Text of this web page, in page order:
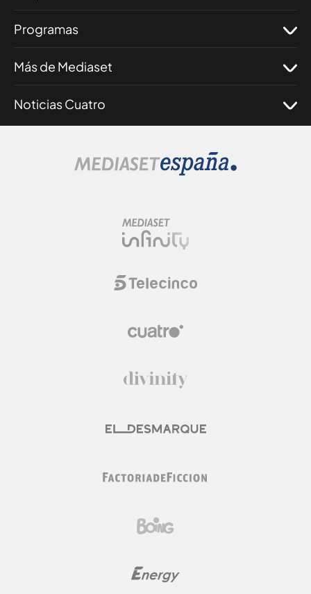
Programas
Más de Mediaset
Noticias Cuatro